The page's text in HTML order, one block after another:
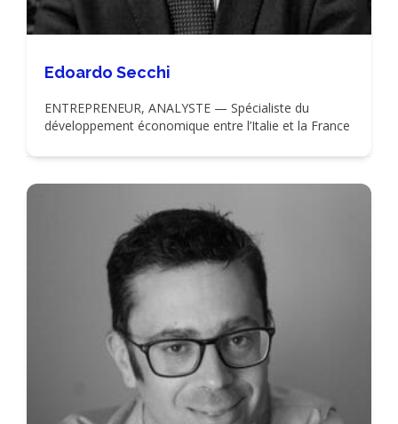
Edoardo Secchi
ENTREPRENEUR, ANALYSTE — Spécialiste du
développement économique entre l’Italie et la France